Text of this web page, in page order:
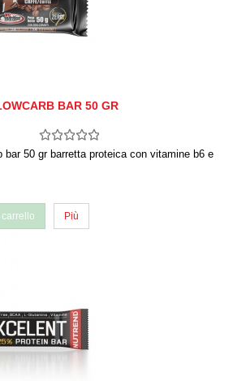
BAR 50 GR
bar 50 gr barretta proteica con vitamine b6 e
Più